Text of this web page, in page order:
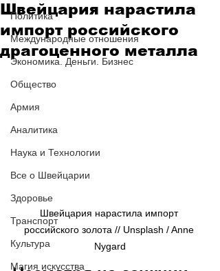
Политика
Международные отношения
Экономика. Деньги. Бизнес
Общество
Армия
Аналитика
Наука и Технологии
Все о Швейцарии
Здоровье
Транспорт
Культура
Магия искусства
Швейцария нарастила
импорт российского
драгоценного металла
Швейцария нарастила импорт
российского золота // Unsplash / Anne
Nygard